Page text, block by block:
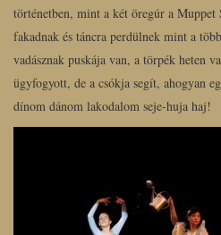
történetben, mint a két öregúr a
fakadnak és táncra perdülnek mint a
vadásznak puskája van, a törpék heten
ügyfogyott, de a csókja segít, ahogyan
dínom dánom lakodalom seje-huja haj!